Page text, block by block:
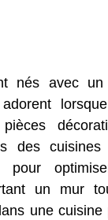
nés avec
des cuisines
pour
un mur
une cuisine